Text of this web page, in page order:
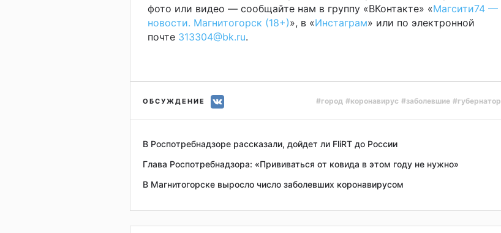
фото или видео — сообщайте нам в группу «ВКонтакте» «Магсити74 —
новости. Магнитогорск (18+)», в «Инстаграм» или по электронной
почте 313304@bk.ru.
ОБСУЖДЕНИЕ #город #коронавирус #заболевшие #губернатор
В Роспотребнадзоре рассказали, дойдет ли FliRT до России
Глава Роспотребнадзора: «Прививаться от ковида в этом году не нужно»
В Магнитогорске выросло число заболевших коронавирусом